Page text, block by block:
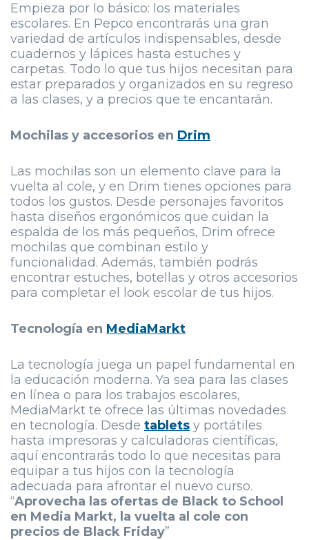
Empieza por lo básico: los materiales
escolares. En Pepco encontrarás una gran
variedad de artículos indispensables, desde
cuadernos y lápices hasta estuches y
carpetas. Todo lo que tus hijos necesitan para
estar preparados y organizados en su regreso
a las clases, y a precios que te encantarán.
Mochilas y accesorios en Drim
Las mochilas son un elemento clave para la
vuelta al cole, y en Drim tienes opciones para
todos los gustos. Desde personajes favoritos
hasta diseños ergonómicos que cuidan la
espalda de los más pequeños, Drim ofrece
mochilas que combinan estilo y
funcionalidad. Además, también podrás
encontrar estuches, botellas y otros accesorios
para completar el look escolar de tus hijos.
Tecnología en MediaMarkt
La tecnología juega un papel fundamental en
la educación moderna. Ya sea para las clases
en línea o para los trabajos escolares,
MediaMarkt te ofrece las últimas novedades
en tecnología. Desde tablets y portátiles
hasta impresoras y calculadoras científicas,
aquí encontrarás todo lo que necesitas para
equipar a tus hijos con la tecnología
adecuada para afrontar el nuevo curso.
“Aprovecha las ofertas de Black to School
en Media Markt, la vuelta al cole con
precios de Black Friday”